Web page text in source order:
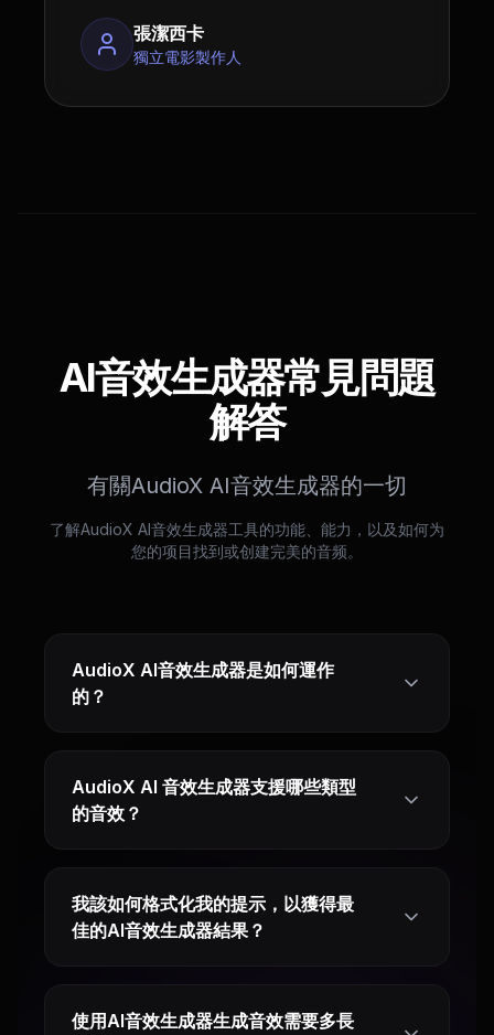
張潔西卡
獨立電影製作人
AI音效生成器常見問題
解答
有關AudioX AI音效生成器的一切
了解AudioX AI音效生成器工具的功能、能力，以及如何为
您的项目找到或创建完美的音频。
AudioX AI音效生成器是如何運作
的？
AudioX AI 音效生成器支援哪些類型
的音效？
我該如何格式化我的提示，以獲得最
佳的AI音效生成器結果？
使用AI音效生成器生成音效需要多長